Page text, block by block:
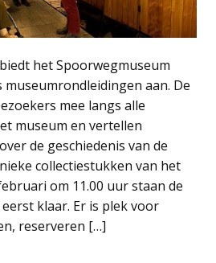
het Spoorwegmuseum
aan. De
mee langs alle
museum en vertellen
de geschiedenis van de
collectiestukken van het
om 11.00 uur staan de
klaar. Er is plek voor
reserveren […]